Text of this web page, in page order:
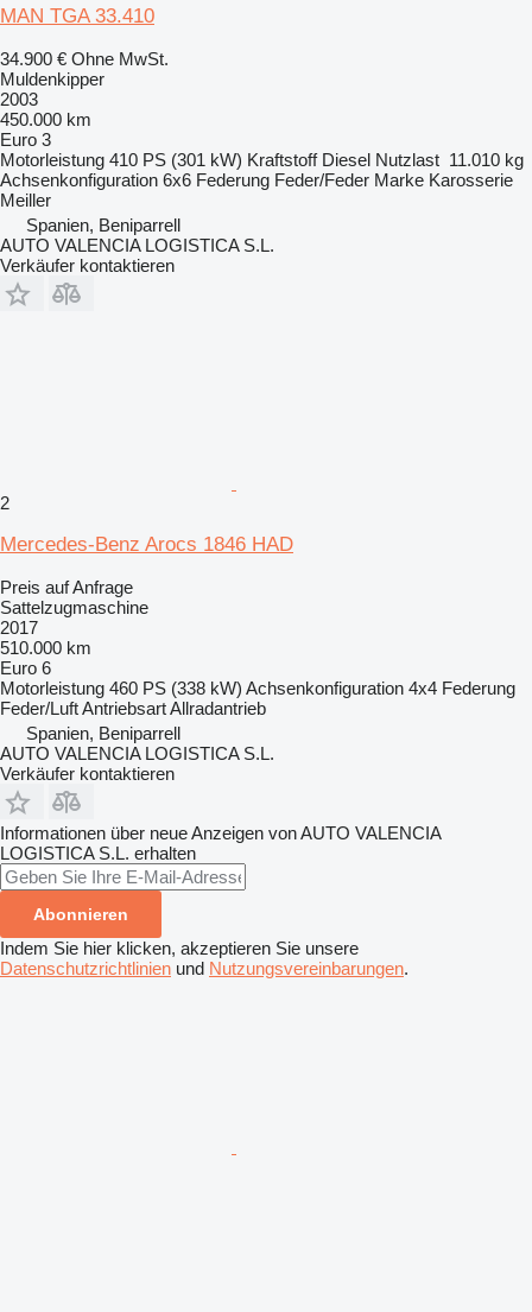
MAN TGA 33.410
34.900 € Ohne MwSt.
Muldenkipper
2003
450.000 km
Euro 3
Motorleistung 410 PS (301 kW) Kraftstoff Diesel Nutzlast 11.010 kg
Achsenkonfiguration 6x6 Federung Feder/Feder Marke Karosserie
Meiller
Spanien, Beniparrell
AUTO VALENCIA LOGISTICA S.L.
Verkäufer kontaktieren
2
Mercedes-Benz Arocs 1846 HAD
Preis auf Anfrage
Sattelzugmaschine
2017
510.000 km
Euro 6
Motorleistung 460 PS (338 kW) Achsenkonfiguration 4x4 Federung
Feder/LuftAntriebsartAllradantrieb
Spanien, Beniparrell
AUTO VALENCIA LOGISTICA S.L.
Verkäufer kontaktieren
Informationen über neue Anzeigen von AUTO VALENCIA
LOGISTICA S.L. erhalten
Abonnieren
Indem Sie hier klicken, akzeptieren Sie unsere
Datenschutzrichtlinien und Nutzungsvereinbarungen.